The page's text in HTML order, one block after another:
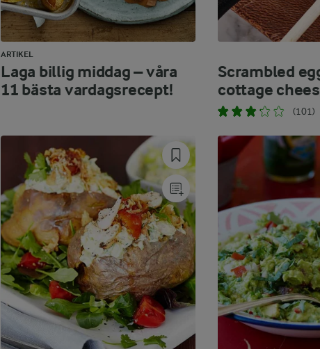
ARTIKEL
Laga billig middag – våra
11 bästa vardagsrecept!
Scrambled
cottage
(101)